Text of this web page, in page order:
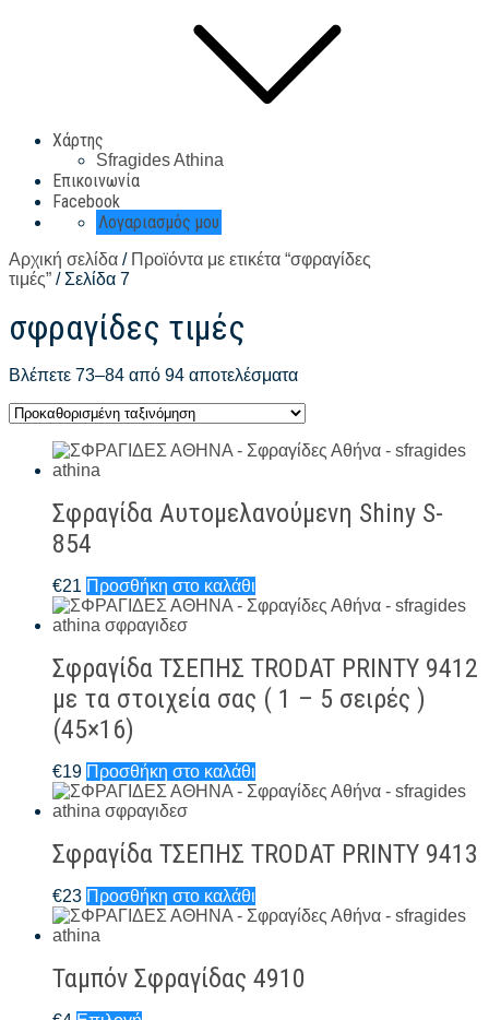
Χάρτης
Sfragides Athina
Επικοινωνία
Facebook
Λογαριασμός μου
Αρχική σελίδα / Προϊόντα με ετικέτα “σφραγίδες
τιμές” / Σελίδα 7
σφραγίδες τιμές
Βλέπετε 73–84 από 94 αποτελέσματα
Σφραγίδα Αυτομελανούμενη Shiny S-
854
€21 Προσθήκη στο καλάθι
Σφραγίδα ΤΣΕΠΗΣ TRODAT PRINTY 9412
με τα στοιχεία σας ( 1 – 5 σειρές )
(45×16)
€19 Προσθήκη στο καλάθι
Σφραγίδα ΤΣΕΠΗΣ TRODAT PRINTY 9413
€23 Προσθήκη στο καλάθι
Ταμπόν Σφραγίδας 4910